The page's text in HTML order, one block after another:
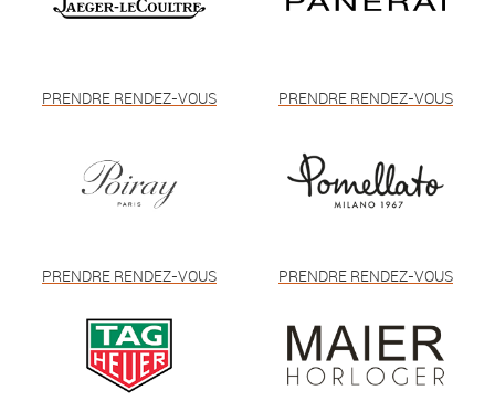
PRENDRE RENDEZ-VOUS PRENDRE RENDEZ-VOUS
PRENDRE RENDEZ-VOUS PRENDRE RENDEZ-VOUS